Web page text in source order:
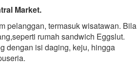
Market.
pelanggan, termasuk wisatawan. Bila
rumah sandwich Eggslut.
dengan isi daging, keju, hingga